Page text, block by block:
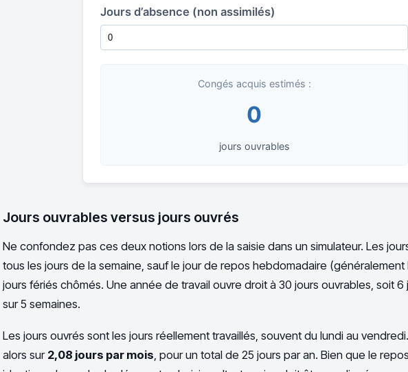
Jours d’absence (non assimilés)
Congés acquis estimés :
0
jours ouvrables
Jours ouvrables versus jours ouvrés
Ne confondez pas ces deux notions lors de la saisie dans un simulateur. Les
tous les jours de la semaine, sauf le jour de repos hebdomadaire
jours fériés chômés. Une année de travail ouvre droit à 30 jours ouvrables, soit 6
sur 5 semaines.
Les jours ouvrés sont les jours réellement travaillés, souvent du lundi au
alors sur 2,08 jours par mois , pour un total de 25 jours par an. Bien que le